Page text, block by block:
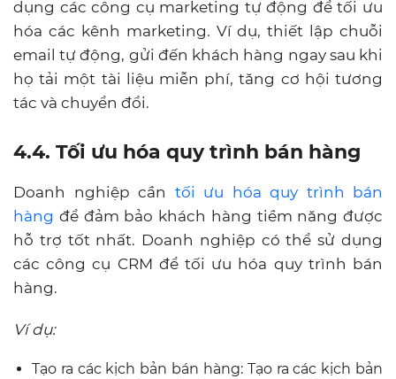
dụng các công cụ marketing tự động để tối ưu
hóa các kênh marketing. Ví dụ, thiết lập chuỗi
email tự động, gửi đến khách hàng ngay sau khi
họ tải một tài liệu miễn phí, tăng cơ hội tương
tác và chuyển đổi.
4.4. Tối ưu hóa quy trình bán hàng
Doanh nghiệp cần tối ưu hóa quy trình bán
hàng để đảm bảo khách hàng tiềm năng được
hỗ trợ tốt nhất. Doanh nghiệp có thể sử dụng
các công cụ CRM để tối ưu hóa quy trình bán
hàng.
Ví dụ:
Tạo ra các kịch bản bán hàng: Tạo ra các kịch bản